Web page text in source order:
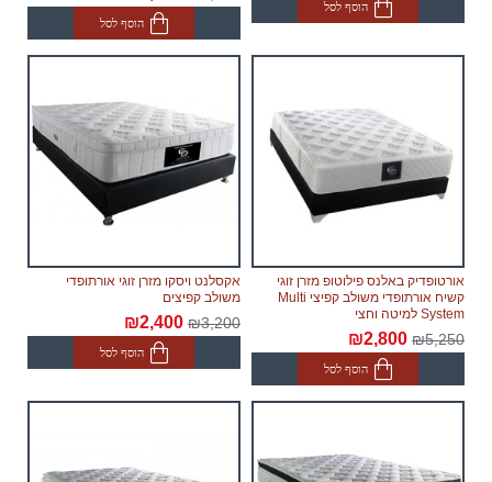
הוסף לסל
הוסף לסל
אורטופדיק באלנס פילוטופ מזרן זוגי
קשיח אורתופדי משולב קפיצי Multi
System למיטה וחצי
₪5,250
₪2,800
הוסף לסל
אקסלנט ויסקו מזרן זוגי אורתופדי
משולב קפיצים
₪3,200
₪2,400
הוסף לסל